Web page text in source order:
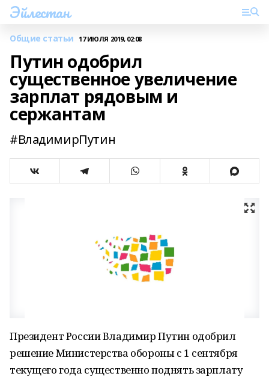
Эйлестан
Общие статьи 17 ИЮЛЯ 2019, 02:08
Путин одобрил
существенное увеличение
зарплат рядовым и
сержантам
#ВладимирПутин
Президент России Владимир Путин одобрил
решение Министерства обороны с 1 сентября
текущего года существенно поднять зарплату